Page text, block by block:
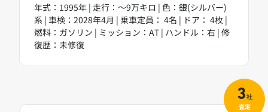
年式：1995年 | 走行：～9万キロ | 色：銀(シルバー)
系 | 車検：2028年4月 | 乗車定員： 4名 | ドア： 4枚 |
燃料：ガソリン | ミッション：AT | ハンドル：右 | 修
復歴：未修復
3社
査定